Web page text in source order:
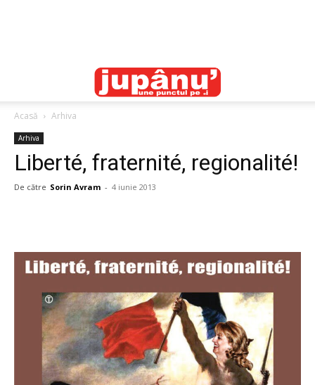
Acasă Arhiva
Arhiva
Liberté, fraternité, regionalité!
De către Sorin Avram - 4 iunie 2013